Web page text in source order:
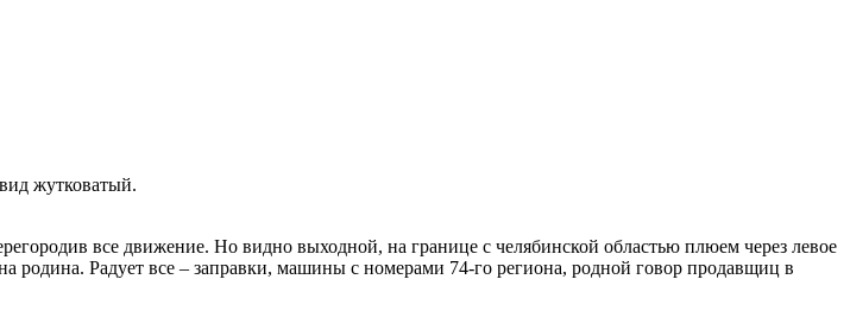
жутковатый.
все движение. Но видно выходной, на границе с челябинской областью плюем через левое
родина. Радует все – заправки, машины с номерами 74-го региона, родной говор продавщиц в